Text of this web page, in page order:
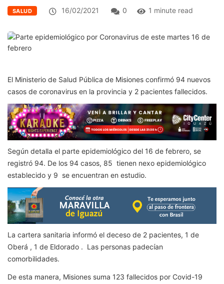
SALUD 16/02/2021 0 1 minute read
El Ministerio de Salud Pública de Misiones confirmó 94 nuevos
casos de coronavirus en la provincia y 2 pacientes fallecidos.
Según detalla el parte epidemiológico del 16 de febrero, se
registró 94. De los 94 casos, 85 tienen nexo epidemiológico
establecido y 9 se encuentran en estudio.
La cartera sanitaria informó el deceso de 2 pacientes, 1 de
Oberá , 1 de Eldorado . Las personas padecían
comorbilidades.
De esta manera, Misiones suma 123 fallecidos por Covid-19